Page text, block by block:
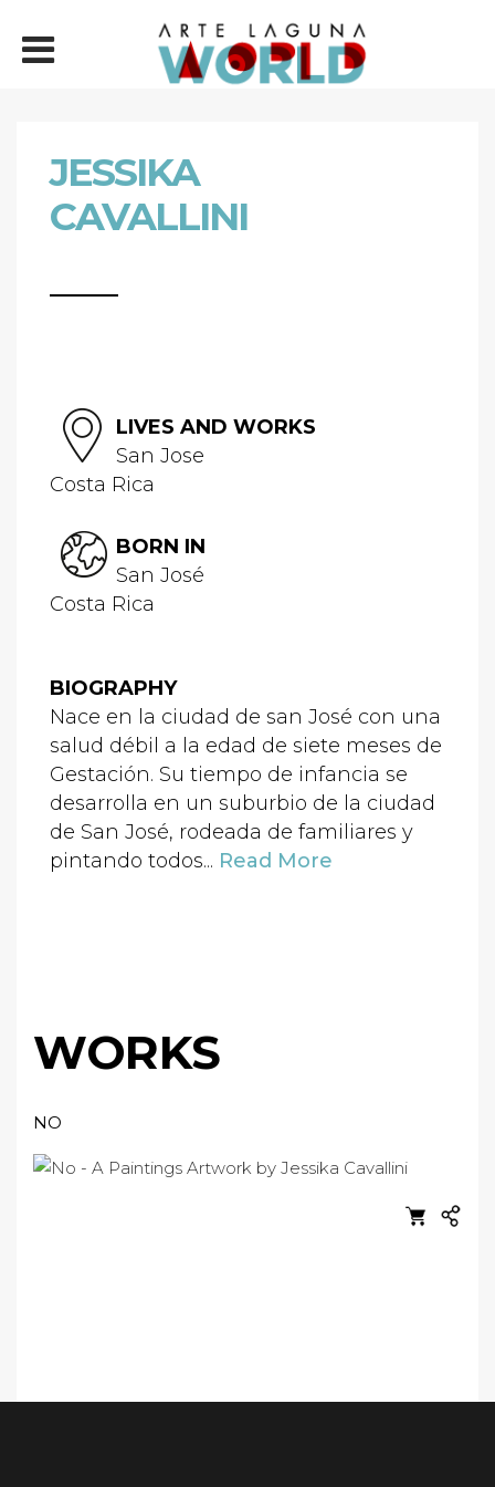
JESSIKA
CAVALLINI
LIVES AND WORKS
San Jose
Costa Rica
BORN IN
San José
Costa Rica
BIOGRAPHY
Nace en la ciudad de san José con una
salud débil a la edad de siete meses de
Gestación. Su tiempo de infancia se
desarrolla en un suburbio de la ciudad
de San José, rodeada de familiares y
pintando todos... Read More
WORKS
NO